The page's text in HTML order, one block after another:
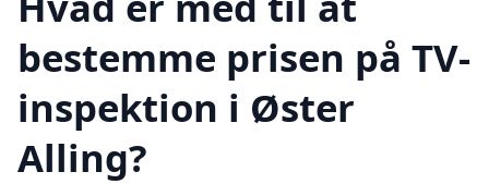
bestemme prisen på TV-
inspektion i Øster
Alling?